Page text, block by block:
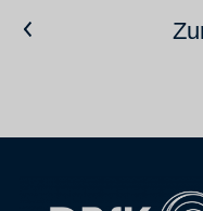
Vorheriger Artikel